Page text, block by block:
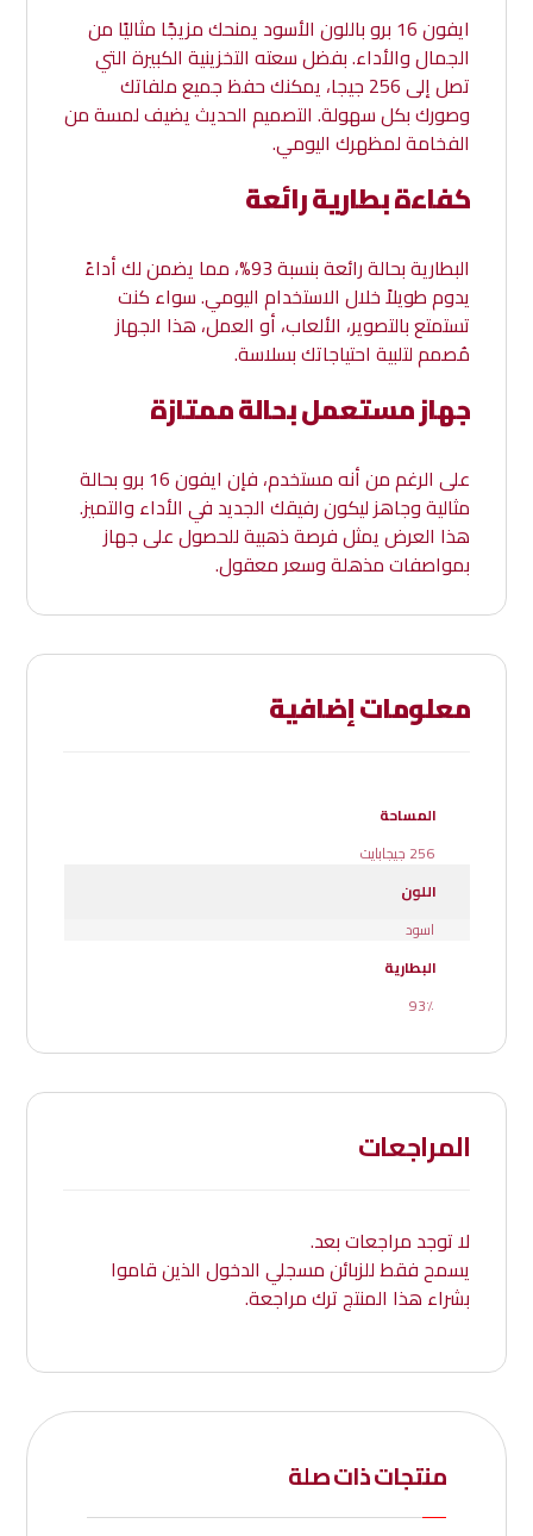
ايفون 16 برو باللون الأسود يمنحك مزيجًا مثاليًا من
الجمال والأداء. بفضل سعته التخزينية الكبيرة التي
تصل إلى 256 جيجا، يمكنك حفظ جميع ملفاتك
وصورك بكل سهولة. التصميم الحديث يضيف لمسة من
الفخامة لمظهرك اليومي.
كفاءة بطارية رائعة
البطارية بحالة رائعة بنسبة 93%، مما يضمن لك أداءً
يدوم طويلاً خلال الاستخدام اليومي. سواء كنت
تستمتع بالتصوير، الألعاب، أو العمل، هذا الجهاز
مُصمم لتلبية احتياجاتك بسلاسة.
جهاز مستعمل بحالة ممتازة
على الرغم من أنه مستخدم، فإن ايفون 16 برو بحالة
مثالية وجاهز ليكون رفيقك الجديد في الأداء والتميز.
هذا العرض يمثل فرصة ذهبية للحصول على جهاز
بمواصفات مذهلة وسعر معقول.
معلومات إضافية
المساحة
256 جيجابايت
اللون
اسود
البطارية
93٪
المراجعات
لا توجد مراجعات بعد.
يسمح فقط للزبائن مسجلي الدخول الذين قاموا
بشراء هذا المنتج ترك مراجعة.
منتجات ذات صلة